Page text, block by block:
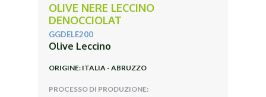
OLIVE NERE LECCINO
DENOCCIOLAT
GGDELE200
Olive Leccino
ORIGINE: ITALIA - ABRUZZO
PROCESSO DI PRODUZIONE: